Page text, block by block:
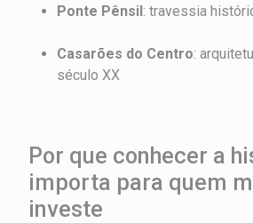
Ponte Pênsil: travessia
Casarões do Centro:
século XX
Por que conhecer a
importa para quem
investe